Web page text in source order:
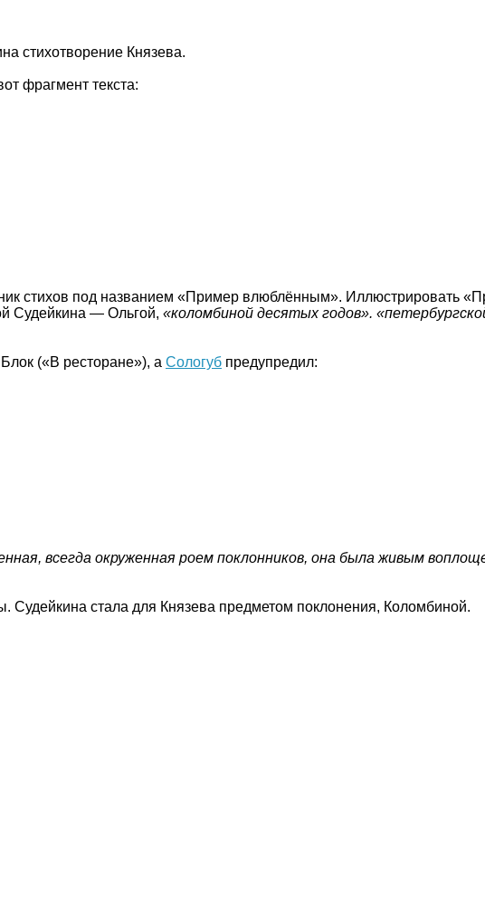
стихотворение Князева.
фрагмент текста:
стихов под названием «Пример влюблённым». Иллюстрировать
Судейкина — Ольгой, «коломбиной десятых годов».
(«В ресторане»), а Сологуб предупредил:
всегда окруженная роем поклонников, она была живым
Судейкина стала для Князева предметом поклонения, Коломбиной.